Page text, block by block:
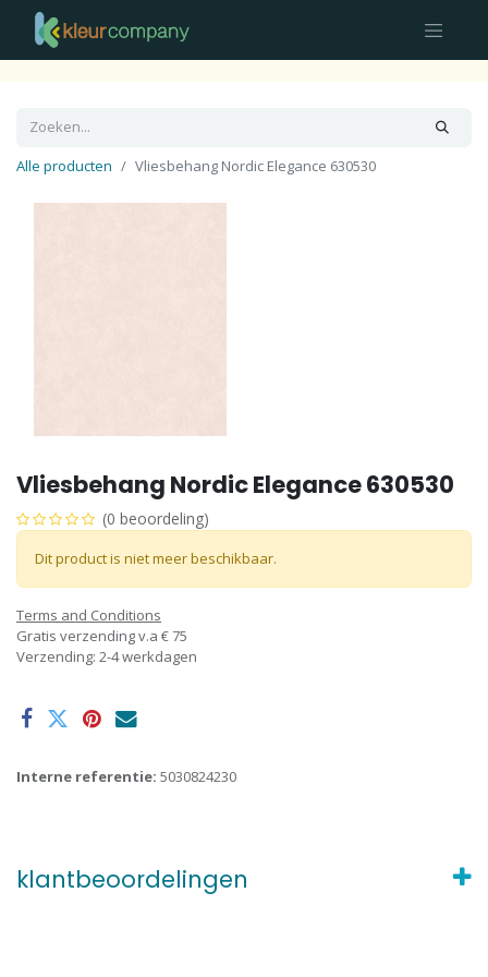
Alle producten Vliesbehang Nordic Elegance 630530
Vliesbehang Nordic Elegance 630530
(0 beoordeling)
Dit product is niet meer beschikbaar.
Terms and Conditions
Gratis verzending v.a € 75
Verzending: 2-4 werkdagen
Interne referentie: 5030824230
klantbeoordelingen